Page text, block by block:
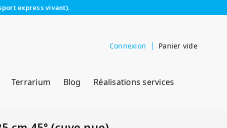
express vivant).
Connexion Panier vide
Terrarium Blog Réalisations services